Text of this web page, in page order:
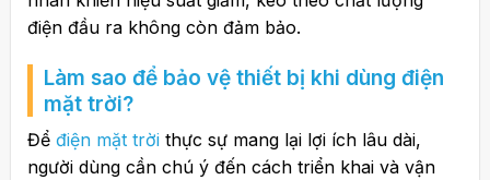
điện đầu ra không còn đảm bảo.
Làm sao để bảo vệ thiết bị khi dùng điện
mặt trời?
Để điện mặt trờithực sự mang lại lợi ích lâu dài,
người dùng cần chú ý đến cách triển khai và vận